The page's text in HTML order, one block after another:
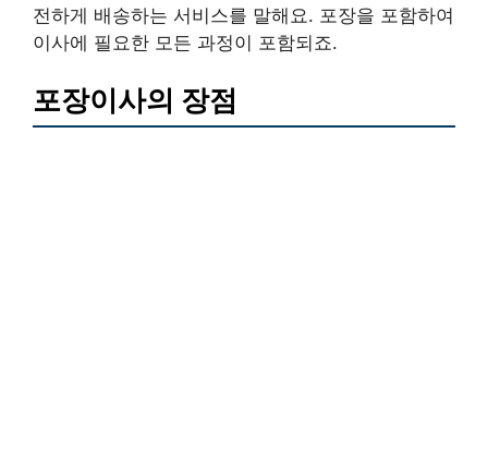
전하게 배송하는 서비스를 말해요. 포장을 포함하여
이사에 필요한 모든 과정이 포함되죠.
포장이사의 장점